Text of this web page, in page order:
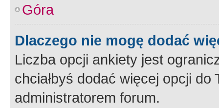
Góra
Dlaczego nie mogę dodać
Liczba opcji ankiety jest
chciałbyś dodać więcej opcji
administratorem forum.